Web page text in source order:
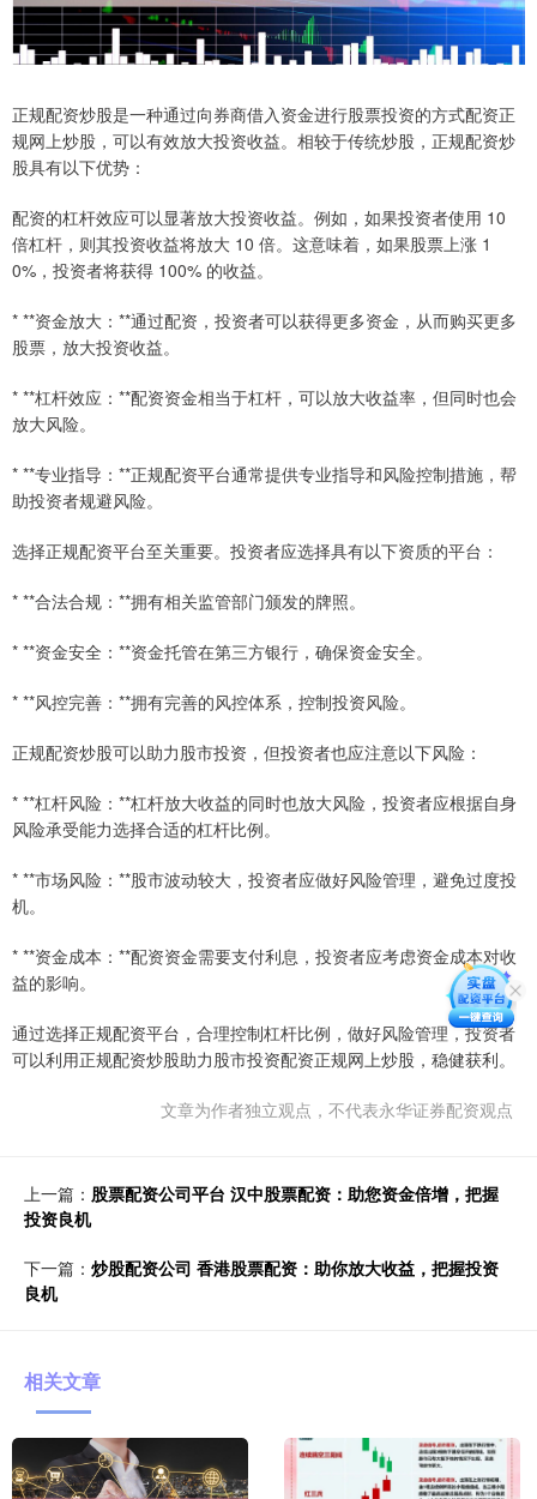
正规配资炒股是一种通过向券商借入资金进行股票投资的方式配资正
规网上炒股，可以有效放大投资收益。相较于传统炒股，正规配资炒
股具有以下优势：
配资的杠杆效应可以显著放大投资收益。例如，如果投资者使用 10
倍杠杆，则其投资收益将放大 10 倍。这意味着，如果股票上涨 1
0%，投资者将获得 100% 的收益。
* **资金放大：**通过配资，投资者可以获得更多资金，从而购买更多
股票，放大投资收益。
* **杠杆效应：**配资资金相当于杠杆，可以放大收益率，但同时也会
放大风险。
* **专业指导：**正规配资平台通常提供专业指导和风险控制措施，帮
助投资者规避风险。
选择正规配资平台至关重要。投资者应选择具有以下资质的平台：
* **合法合规：**拥有相关监管部门颁发的牌照。
* **资金安全：**资金托管在第三方银行，确保资金安全。
* **风控完善：**拥有完善的风控体系，控制投资风险。
正规配资炒股可以助力股市投资，但投资者也应注意以下风险：
* **杠杆风险：**杠杆放大收益的同时也放大风险，投资者应根据自身
风险承受能力选择合适的杠杆比例。
* **市场风险：**股市波动较大，投资者应做好风险管理，避免过度投
机。
* **资金成本：**配资资金需要支付利息，投资者应考虑资金成本对收
益的影响。
通过选择正规配资平台，合理控制杠杆比例，做好风险管理，投资者
可以利用正规配资炒股助力股市投资配资正规网上炒股，稳健获利。
文章为作者独立观点，不代表永华证券配资观点
上一篇： 股票配资公司平台 汉中股票配资：助您资金倍增，把握
投资良机
下一篇： 炒股配资公司 香港股票配资：助你放大收益，把握投资
良机
相关文章